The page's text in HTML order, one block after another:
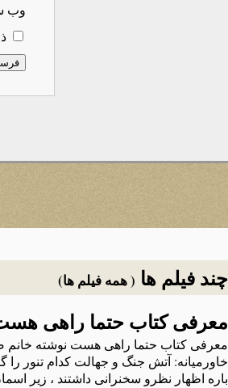
وب‌
چند فیلم ها ( همه فیلم ها)
معرفی کتاب حتما راهی
معرفی کتاب حتما راهی هست نوشته
خاورمیانه: آتش جنگ و جهالت کدام تنور
باره اظهار نظرو سخنرانی داشتند ، زیر